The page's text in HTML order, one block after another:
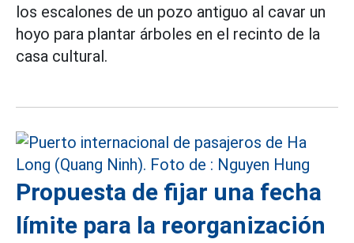
los escalones de un pozo antiguo al cavar un
hoyo para plantar árboles en el recinto de la
casa cultural.
Propuesta de fijar una fecha
límite para la reorganización